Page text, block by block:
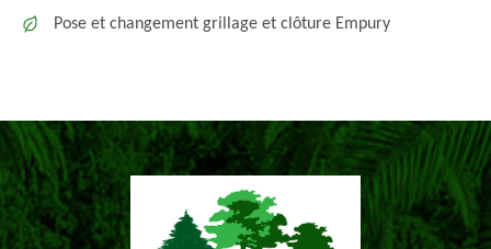
Pose et changement grillage et clôture Empury